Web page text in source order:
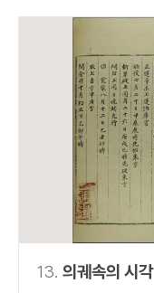
13. 의궤속의 시각